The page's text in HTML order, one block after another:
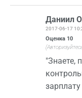
Даниил
2017-06-17
Оценка 10
"Знаете,
зарплату